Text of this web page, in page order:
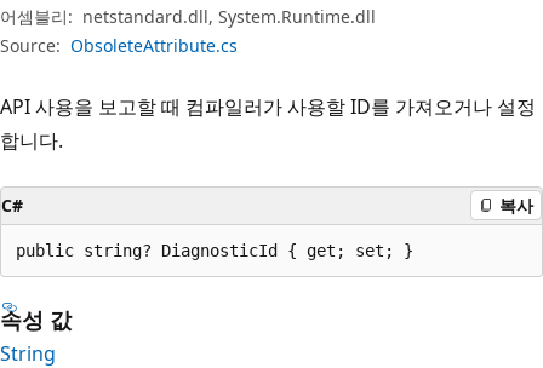
어셈블리: netstandard.dll, System.Runtime.dll
Source: ObsoleteAttribute.cs
API 사용을 보고할 때 컴파일러가 사용할 ID를 가져오거나 설정
합니다.
C# 복사
public string? DiagnosticId { get; set; }
속성 값
String